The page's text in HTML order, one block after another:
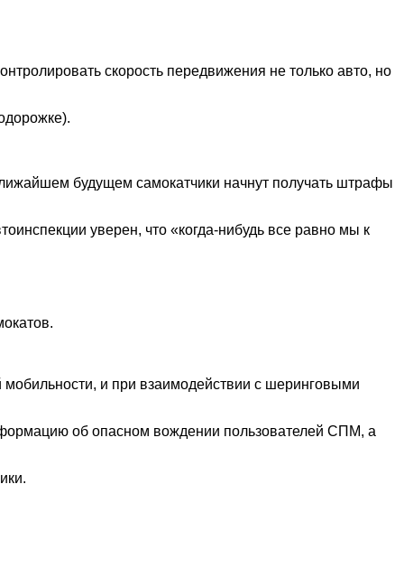
скорость передвижения не только авто, но
будущем самокатчики начнут получать штрафы
уверен, что «когда-нибудь все равно мы к
мобильности, и при взаимодействии с шеринговыми
об опасном вождении пользователей СПМ, а